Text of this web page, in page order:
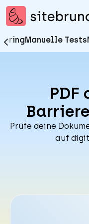
Zum Inhalt springen
Manuelle Tests
Prüfe deine
auf